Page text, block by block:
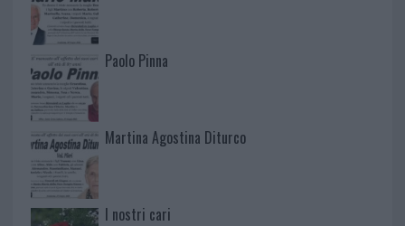
Paolo Pinna
Martina Agostina Diturco
I nostri cari